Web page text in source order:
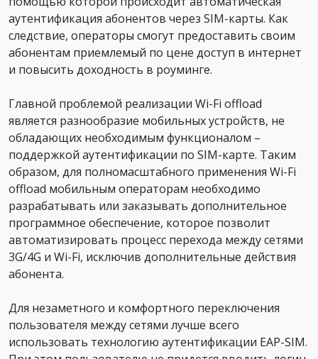
аутентификация абонентов через SIM-карты. Как
следствие, операторы смогут предоставить своим
абонентам приемлемый по цене доступ в интернет
и повысить доходность в роуминге.
Главной проблемой реализации Wi-Fi offload
является разнообразие мобильных устройств, не
обладающих необходимым функционалом –
поддержкой аутентификации по SIM-карте. Таким
образом, для полномасштабного применения Wi-Fi
offload мобильным операторам необходимо
разрабатывать или заказывать дополнительное
программное обеспечение, которое позволит
автоматизировать процесс перехода между сетями
3G/4G и Wi-Fi, исключив дополнительные действия
абонента.
Для незаметного и комфортного переключения
пользователя между сетями лучше всего
использовать технологию аутентификации EAP-SIM.